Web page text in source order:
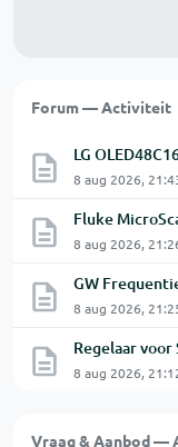
Forum — Activiteit
LG
8 aug 2026,
Fluke
8 aug 2026,
GW
8 aug 2026,
Regelaar
8 aug 2026,
Vraag & Aanbod —